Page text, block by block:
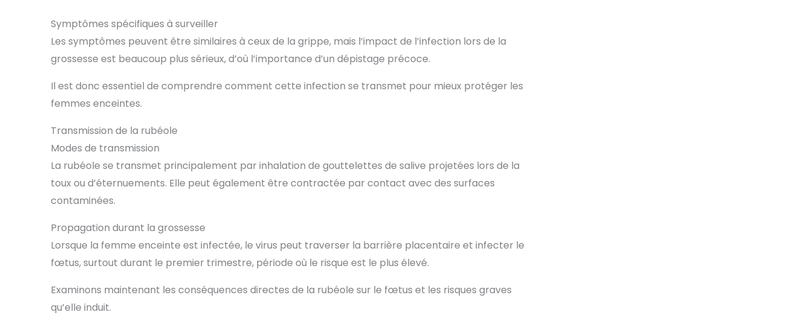
Symptômes spécifiques à surveiller
Les symptômes peuvent être similaires à ceux de la grippe, mais l’impact de l’infection lors de la
grossesse est beaucoup plus sérieux, d’où l’importance d’un dépistage précoce.
Il est donc essentiel de comprendre comment cette infection se transmet pour mieux protéger les
femmes enceintes.
Transmission de la rubéole
Modes de transmission
La rubéole se transmet principalement par inhalation de gouttelettes de salive projetées lors de la
toux ou d’éternuements. Elle peut également être contractée par contact avec des surfaces
contaminées.
Propagation durant la grossesse
Lorsque la femme enceinte est infectée, le virus peut traverser la barrière placentaire et infecter le
fœtus, surtout durant le premier trimestre, période où le risque est le plus élevé.
Examinons maintenant les conséquences directes de la rubéole sur le fœtus et les risques graves
qu’elle induit.